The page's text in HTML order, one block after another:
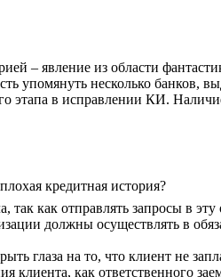
– явление из области
упомянуть несколько
этапа в исправлении КИ.
кредитная история?
так как отправлять запросы в
должны осуществлять в
глаза на то, что клиент не
клиента, как ответственного